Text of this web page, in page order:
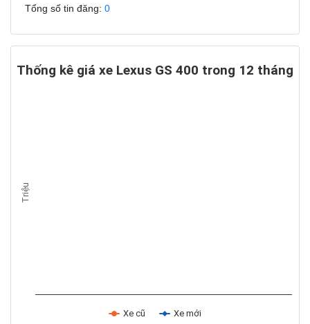
Tổng số tin đăng: 0
Triệu
Thống kê giá xe Lexus GS 400 trong 12 tháng
Xe cũ Xe mới